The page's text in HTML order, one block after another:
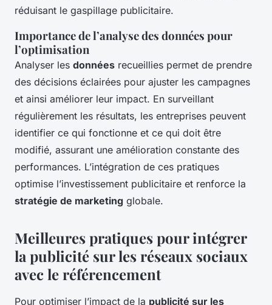
réduisant le gaspillage publicitaire.
Importance de l’analyse des données pour
l’optimisation
Analyser les données recueillies permet de prendre
des décisions éclairées pour ajuster les campagnes
et ainsi améliorer leur impact. En surveillant
régulièrement les résultats, les entreprises peuvent
identifier ce qui fonctionne et ce qui doit être
modifié, assurant une amélioration constante des
performances. L’intégration de ces pratiques
optimise l’investissement publicitaire et renforce la
stratégie de marketing globale.
Meilleures pratiques pour intégrer
la publicité sur les réseaux sociaux
avec le référencement
Pour optimiser l’impact de la publicité sur les